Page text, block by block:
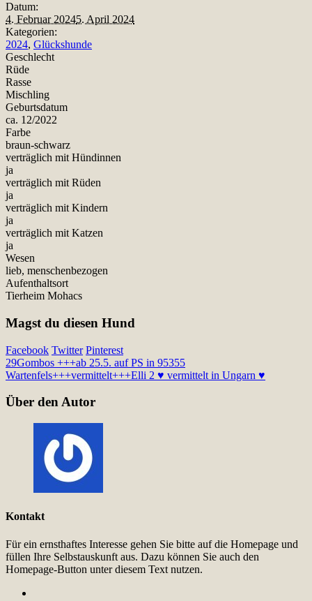
Datum:
4. Februar 20245. April 2024
Kategorien:
2024, Glückshunde
Geschlecht
Rüde
Rasse
Mischling
Geburtsdatum
ca. 12/2022
Farbe
braun-schwarz
verträglich mit Hündinnen
ja
verträglich mit Rüden
ja
verträglich mit Kindern
ja
verträglich mit Katzen
ja
Wesen
lieb, menschenbezogen
Aufenthaltsort
Tierheim Mohacs
Magst du diesen Hund
Facebook Twitter Pinterest
29Gombos +++ab 25.5. auf PS in 95355
Wartenfels+++vermittelt+++Elli 2 ♥ vermittelt in Ungarn ♥
Über den Autor
Kontakt
Für ein ernsthaftes Interesse gehen Sie bitte auf die Homepage und
füllen Ihre Selbstauskunft aus. Dazu können Sie auch den
Homepage-Button unter diesem Text nutzen.